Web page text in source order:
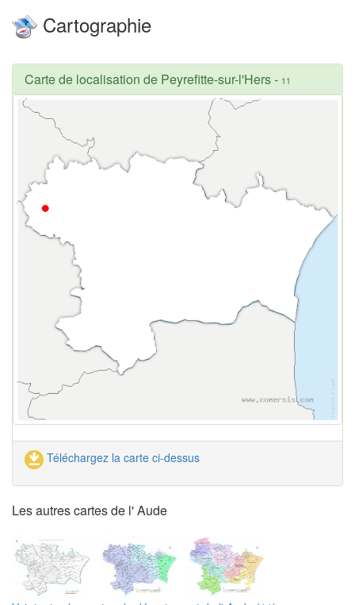
Cartographie
Carte de localisation de Peyrefitte-sur-l'Hers- 11
Téléchargez la carte ci-dessus
Les autres cartes de l' Aude